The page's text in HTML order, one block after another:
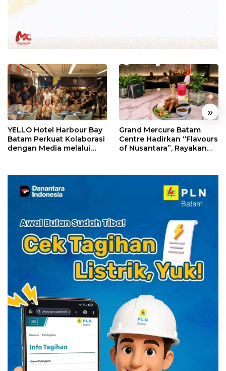
« »
YELLO Hotel Harbour Bay
Batam Perkuat Kolaborasi
dengan Media melalui
Grand Mercure Batam
Centre Hadirkan “Flavours
of Nusantara”, Rayakan